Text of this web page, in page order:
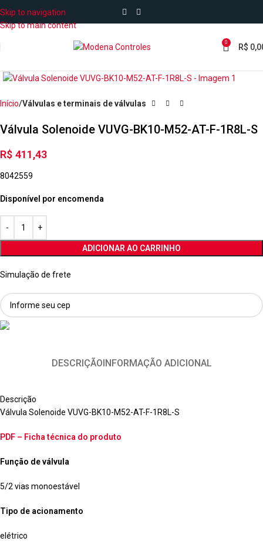
Skip to navigation
Skip to main content
0 R$
Início Válvulas e terminais de válvulas
Válvula Solenoide VUVG-BK10-M52-AT-F-1R8L-S
R$ 411,43
8042559
Disponível por encomenda
ADICIONAR AO CARRINHO
Simulação de frete
DESCRIÇÃOINFORMAÇÃO ADICIONAL
Descrição
Válvula Solenoide VUVG-BK10-M52-AT-F-1R8L-S
PDF – Ficha técnica do produto
Função de válvula
5/2 vias monoestável
Tipo de acionamento
elétrico